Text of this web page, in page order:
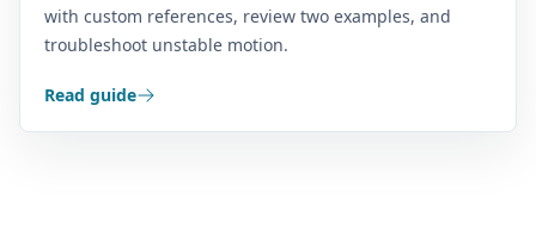
with custom references, review two examples, and
troubleshoot unstable motion.
Read guide